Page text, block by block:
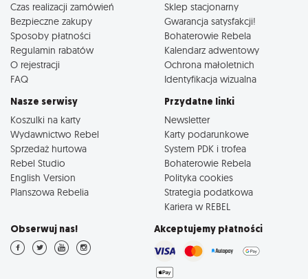
Czas realizacji zamówień
Bezpieczne zakupy
Sposoby płatności
Regulamin rabatów
O rejestracji
FAQ
Sklep stacjonarny
Gwarancja satysfakcji!
Bohaterowie Rebela
Kalendarz adwentowy
Ochrona małoletnich
Identyfikacja wizualna
Nasze serwisy
Koszulki na karty
Wydawnictwo Rebel
Sprzedaż hurtowa
Rebel Studio
English Version
Planszowa Rebelia
Przydatne linki
Newsletter
Karty podarunkowe
System PDK i trofea
Bohaterowie Rebela
Polityka cookies
Strategia podatkowa
Kariera w REBEL
Obserwuj nas! Akceptujemy płatności